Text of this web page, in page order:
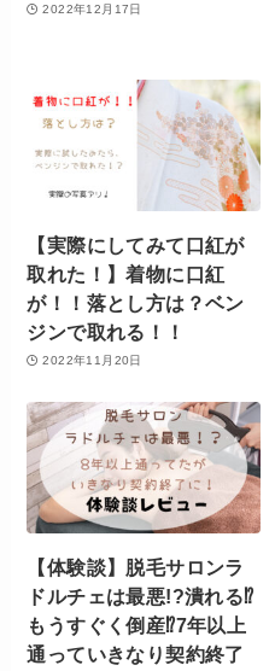
2022年12月17日
【実際にしてみて口紅が
取れた！】着物に口紅
が！！落とし方は？ベン
ジンで取れる！！
2022年11月20日
【体験談】脱毛サロンラ
ドルチェは最悪!?潰れる⁉︎
もうすぐく倒産⁉︎7年以上
通っていきなり契約終了